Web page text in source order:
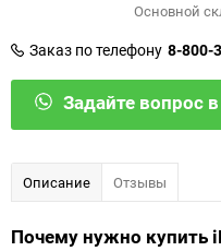
Основной
Заказ по телефону 8-800-
Задайте вопрос
Описание Отзывы
Почему нужно купить